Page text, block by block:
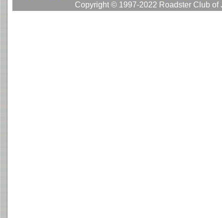
Copyright © 1997-2022 Roadster Club of